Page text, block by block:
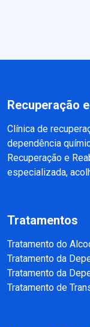
Recuperação
Clínica de
dependência
Recuperação e
especializada,
Tratamentos
Tratamento do
Tratamento da
Tratamento da
Tratamento de